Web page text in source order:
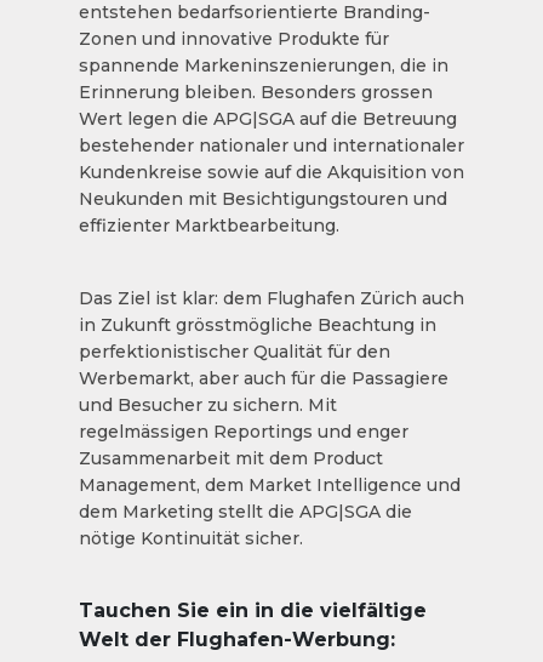
entstehen bedarfsorientierte Branding-
Zonen und innovative Produkte für
spannende Markeninszenierungen, die in
Erinnerung bleiben. Besonders grossen
Wert legen die APG|SGA auf die Betreuung
bestehender nationaler und internationaler
Kundenkreise sowie auf die Akquisition von
Neukunden mit Besichtigungstouren und
effizienter Marktbearbeitung.
Das Ziel ist klar: dem Flughafen Zürich auch
in Zukunft grösstmögliche Beachtung in
perfektionistischer Qualität für den
Werbemarkt, aber auch für die Passagiere
und Besucher zu sichern. Mit
regelmässigen Reportings und enger
Zusammenarbeit mit dem Product
Management, dem Market Intelligence und
dem Marketing stellt die APG|SGA die
nötige Kontinuität sicher.
Tauchen Sie ein in die vielfältige
Welt der Flughafen-Werbung: